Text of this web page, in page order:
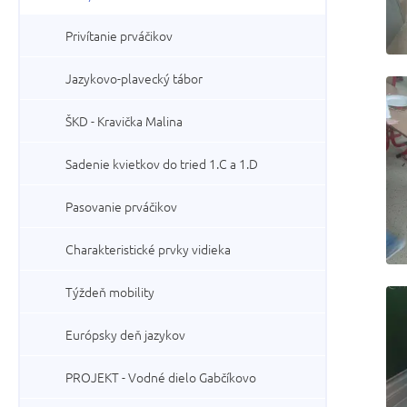
Privítanie prváčikov
Jazykovo-plavecký tábor
ŠKD - Kravička Malina
Sadenie kvietkov do tried 1.C a 1.D
Pasovanie prváčikov
Charakteristické prvky vidieka
Týždeň mobility
Európsky deň jazykov
PROJEKT - Vodné dielo Gabčíkovo